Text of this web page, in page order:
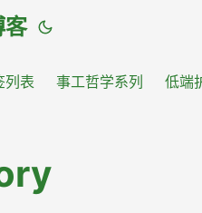
列表 事工哲学系列 低端